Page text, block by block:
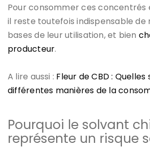
Pour consommer ces concentrés
il reste toutefois indispensable de
bases de leur utilisation, et bien
producteur.
A lire aussi : Fleur de CBD : Quelles
différentes manières de la
Pourquoi le solvant
représente un risque